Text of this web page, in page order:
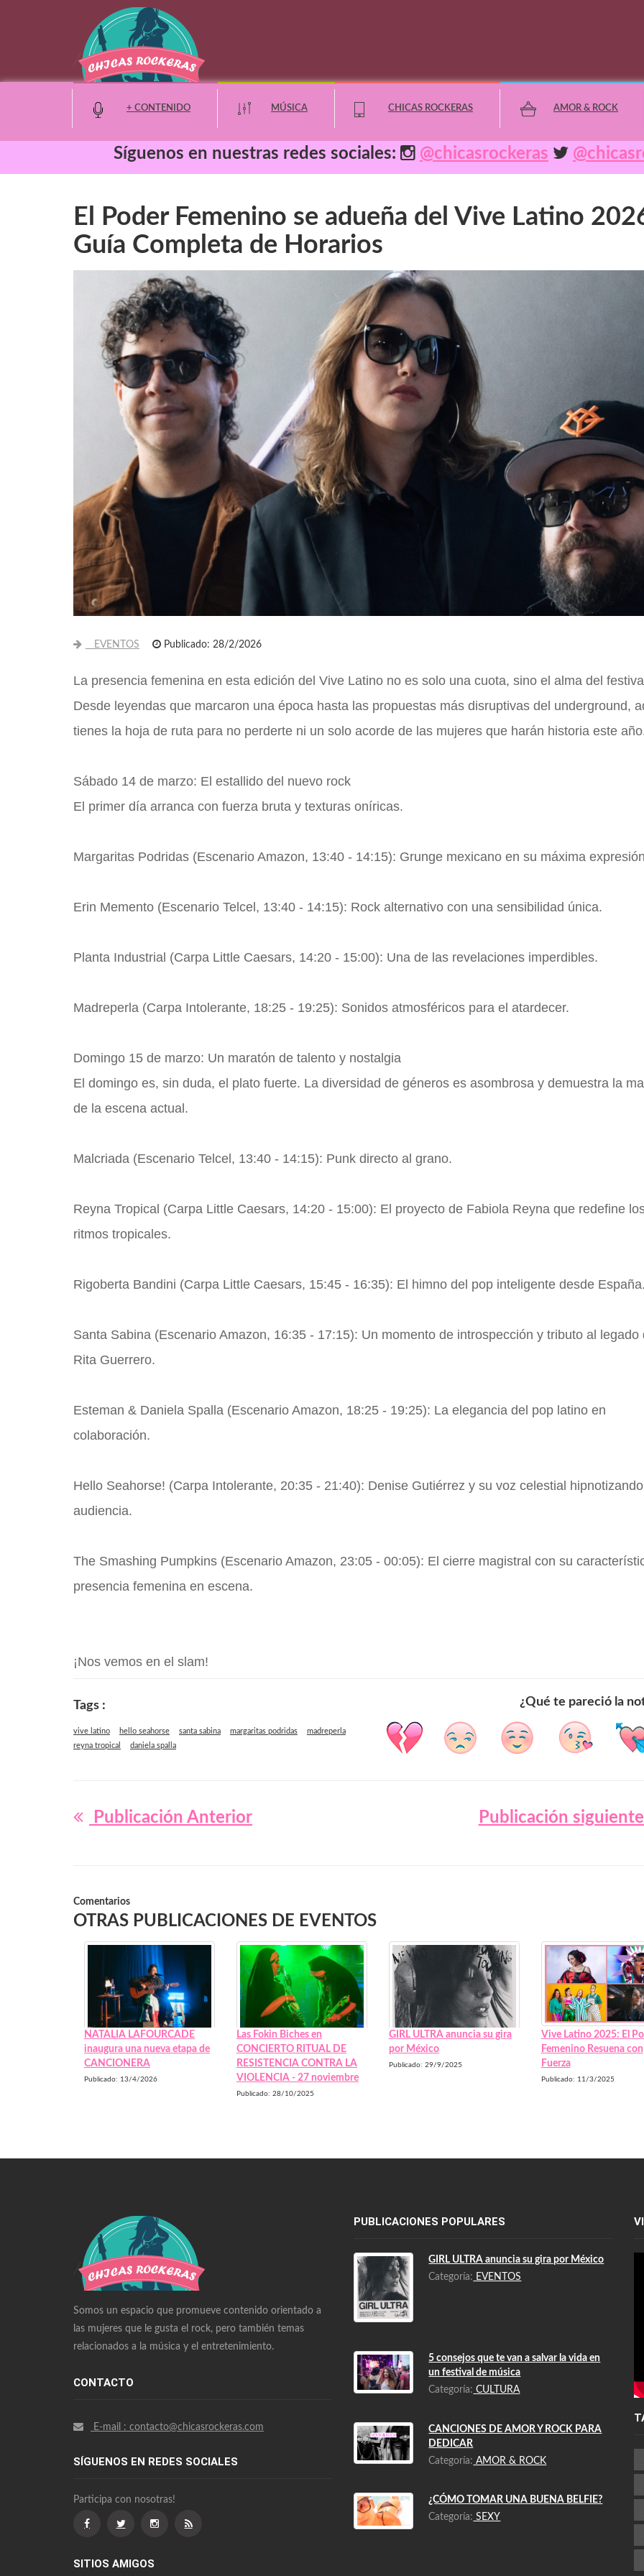
+ CONTENIDO
Entretenimiento
Eventos
Noticias
Cine
Geek
Deportes
Cultura
Horóscopos
MÚSICA CHICAS ROCKERAS AMOR & ROCK
Síguenos en nuestras redes sociales: @chicasrockeras
El Poder Femenino se adueña del Vive Latino
Guía Completa de Horarios
EVENTOS Publicado: 28/2/2026
La presencia femenina en esta edición del Vive Latino no es solo una cuota, sino el alma del
Desde leyendas que marcaron una época hasta las propuestas más disruptivas del underground,
tienes la hoja de ruta para no perderte ni un solo acorde de las mujeres que harán historia este
Sábado 14 de marzo: El estallido del nuevo rock
El primer día arranca con fuerza bruta y texturas oníricas.
Margaritas Podridas (Escenario Amazon, 13:40 - 14:15): Grunge mexicano en su máxima
Erin Memento (Escenario Telcel, 13:40 - 14:15): Rock alternativo con una sensibilidad única.
Planta Industrial (Carpa Little Caesars, 14:20 - 15:00): Una de las revelaciones imperdibles.
Madreperla (Carpa Intolerante, 18:25 - 19:25): Sonidos atmosféricos para el atardecer.
Domingo 15 de marzo: Un maratón de talento y nostalgia
El domingo es, sin duda, el plato fuerte. La diversidad de géneros es asombrosa y demuestra la
de la escena actual.
Malcriada (Escenario Telcel, 13:40 - 14:15): Punk directo al grano.
Reyna Tropical (Carpa Little Caesars, 14:20 - 15:00): El proyecto de Fabiola Reyna que redefine
ritmos tropicales.
Rigoberta Bandini (Carpa Little Caesars, 15:45 - 16:35): El himno del pop inteligente desde España.
Santa Sabina (Escenario Amazon, 16:35 - 17:15): Un momento de introspección y tributo al legado
Rita Guerrero.
Esteman & Daniela Spalla (Escenario Amazon, 18:25 - 19:25): La elegancia del pop latino en
colaboración.
Hello Seahorse! (Carpa Intolerante, 20:35 - 21:40): Denise Gutiérrez y su voz celestial
audiencia.
The Smashing Pumpkins (Escenario Amazon, 23:05 - 00:05): El cierre magistral con su
presencia femenina en escena.
¡Nos vemos en el slam!
Tags :
vive latino hello seahorse santa sabina margaritas podridas
madreperla
reyna tropical
daniela spalla
¿Qué te pareció la
Publicación Anterior Publicación siguiente
Comentarios
OTRAS PUBLICACIONES DE EVENTOS
NATALIA LAFOURCADE
inaugura una nueva etapa de
CANCIONERA
Publicado: 13/4/2026
Las Fokin Biches en
CONCIERTO RITUAL DE
RESISTENCIA CONTRA LA
VIOLENCIA - 27 noviembre
Publicado: 28/10/2025
GIRL ULTRA anuncia su gira
por México
Publicado: 29/9/2025
Vive Latino 2025: El
Femenino Resuena con
Fuerza
Publicado: 11/3/2025
Somos un espacio que promueve contenido orientado a
las mujeres que le gusta el rock, pero también temas
relacionados a la música y el entretenimiento.
CONTACTO
E-mail : contacto@chicasrockeras.com
SÍGUENOS EN REDES SOCIALES
Participa con nosotras!
SITIOS AMIGOS
Swiss Replica Watches
Audemars Piguet Watches Replica
Rolex Watches Replica
Richard Mille Watches Replica
Omega Watches Replica
PUBLICACIONES POPULARES
GIRL ULTRA anuncia su gira por México
Categoría: EVENTOS
5 consejos que te van a salvar la vida en
un festival de música
Categoría: CULTURA
CANCIONES DE AMOR Y ROCK PARA
DEDICAR
Categoría: AMOR & ROCK
¿CÓMO TOMAR UNA BUENA BELFIE?
Categoría: SEXY